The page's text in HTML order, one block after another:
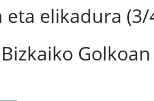
eta elikadura
Golkoan